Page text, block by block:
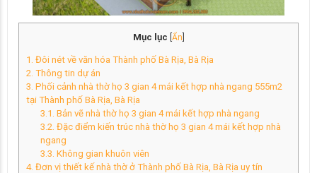
Mục lục Ẩn
1. Đôi nét về văn hóa Thành phố Bà Rịa, Bà Rịa
2. Thông tin dự án
3. Phối cảnh nhà thờ họ 3 gian 4 mái kết hợp nhà ngang 555m2
tại Thành phố Bà Rịa, Bà Rịa
3.1. Bản vẽ nhà thờ họ 3 gian 4 mái kết hợp nhà ngang
3.2. Đặc điểm kiến trúc nhà thờ họ 3 gian 4 mái kết hợp nhà
ngang
3.3. Không gian khuôn viên
4. Đơn vị thiết kế nhà thờ ở Thành phố Bà Rịa, Bà Rịa uy tín